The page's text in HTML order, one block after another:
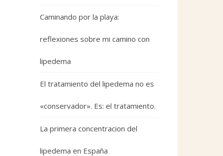
Caminando por la playa:
reflexiones sobre mi camino con
lipedema
El tratamiento del lipedema no es
«conservador». Es: el tratamiento.
La primera concentracion del
lipedema en España